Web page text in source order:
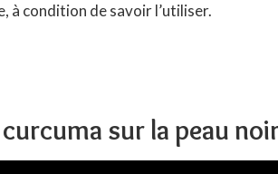
à condition de savoir l’utiliser.
sur la peau